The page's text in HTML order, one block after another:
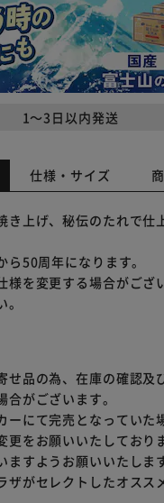
1～3日以内発送
仕様・サイズ
き上げ、秘伝のたれで仕
50周年になります。
様を変更する場合がござ
品の為、在庫の確認及
がございます。
ーにて完売となっていた
更をお願いいたしており
ますようお願いいたしま
ザがセレクトしたオスス